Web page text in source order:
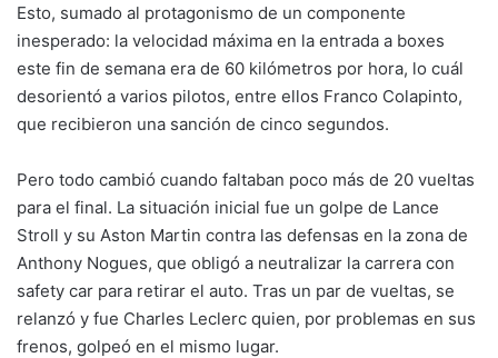
Esto, sumado al protagonismo de un componente
inesperado: la velocidad máxima en la entrada a boxes
este fin de semana era de 60 kilómetros por hora, lo cuál
desorientó a varios pilotos, entre ellos Franco Colapinto,
que recibieron una sanción de cinco segundos.
Pero todo cambió cuando faltaban poco más de 20 vueltas
para el final. La situación inicial fue un golpe de Lance
Stroll y su Aston Martin contra las defensas en la zona de
Anthony Nogues, que obligó a neutralizar la carrera con
safety car para retirar el auto. Tras un par de vueltas, se
relanzó y fue Charles Leclerc quien, por problemas en sus
frenos, golpeó en el mismo lugar.